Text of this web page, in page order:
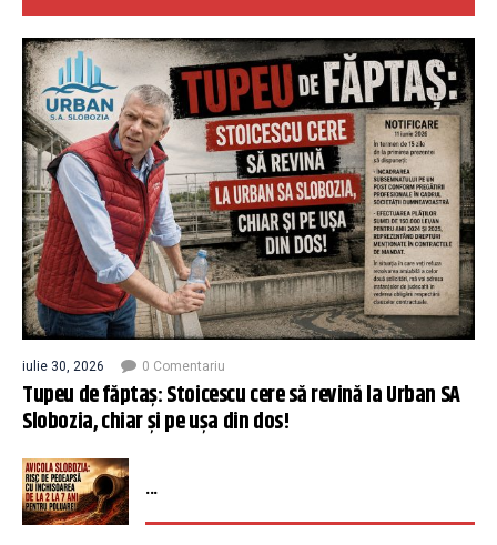
iulie 30, 2026 0 Comentariu
Tupeu de făptaș: Stoicescu cere să revină la Urban SA
Slobozia, chiar și pe ușa din dos!
...